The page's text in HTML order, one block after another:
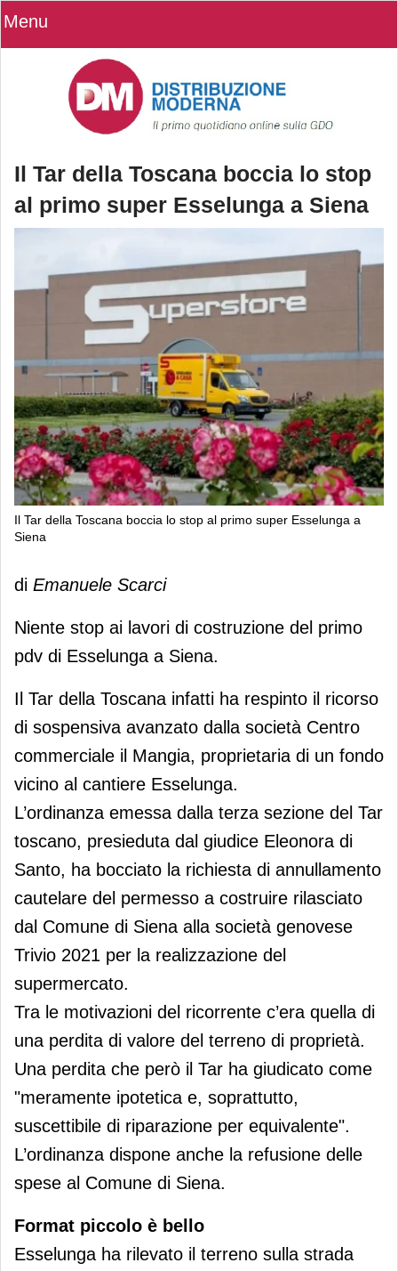
Menu
Il Tar della Toscana boccia lo stop
al primo super Esselunga a Siena
Il Tar della Toscana boccia lo stop al primo super Esselunga a
Siena
Il Tar della Toscana boccia lo stop al
primo super Esselunga a Siena
di Emanuele Scarci
Niente stop ai lavori di costruzione del primo
pdv di Esselunga a Siena.
Il Tar della Toscana infatti ha respinto il ricorso
di sospensiva avanzato dalla società Centro
commerciale il Mangia, proprietaria di un fondo
vicino al cantiere Esselunga.
L’ordinanza emessa dalla terza sezione del Tar
toscano, presieduta dal giudice Eleonora di
Santo, ha bocciato la richiesta di annullamento
cautelare del permesso a costruire rilasciato
dal Comune di Siena alla società genovese
Trivio 2021 per la realizzazione del
supermercato.
Tra le motivazioni del ricorrente c’era quella di
una perdita di valore del terreno di proprietà.
Una perdita che però il Tar ha giudicato come
"meramente ipotetica e, soprattutto,
suscettibile di riparazione per equivalente".
L’ordinanza dispone anche la refusione delle
spese al Comune di Siena.
Format piccolo è bello
Esselunga ha rilevato il terreno sulla strada